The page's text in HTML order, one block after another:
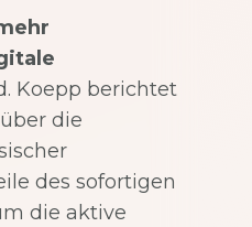
Koepp berichtet
die
des sofortigen
die aktive